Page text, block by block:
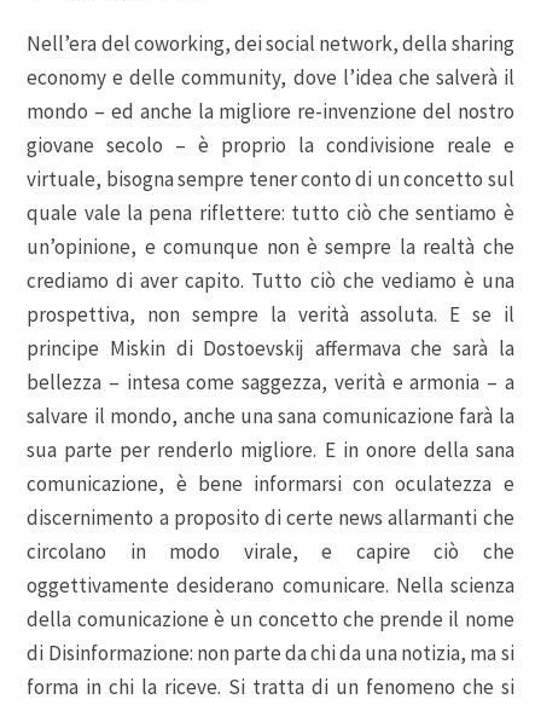
Nell’era del coworking, dei social network, della sharing
economy e delle community, dove l’idea che salverà il
mondo – ed anche la migliore re-invenzione del nostro
giovane secolo – è proprio la condivisione reale e
virtuale, bisogna sempre tener conto di un concetto sul
quale vale la pena riflettere: tutto ciò che sentiamo è
un’opinione, e comunque non è sempre la realtà che
crediamo di aver capito. Tutto ciò che vediamo è una
prospettiva, non sempre la verità assoluta. E se il
principe Miskin di Dostoevskij affermava che sarà la
bellezza – intesa come saggezza, verità e armonia – a
salvare il mondo, anche una sana comunicazione farà la
sua parte per renderlo migliore. E in onore della sana
comunicazione, è bene informarsi con oculatezza e
discernimento a proposito di certe news allarmanti che
circolano in modo virale, e capire ciò che
oggettivamente desiderano comunicare. Nella scienza
della comunicazione è un concetto che prende il nome
di Disinformazione: non parte da chi da una notizia, ma si
forma in chi la riceve. Si tratta di un fenomeno che si